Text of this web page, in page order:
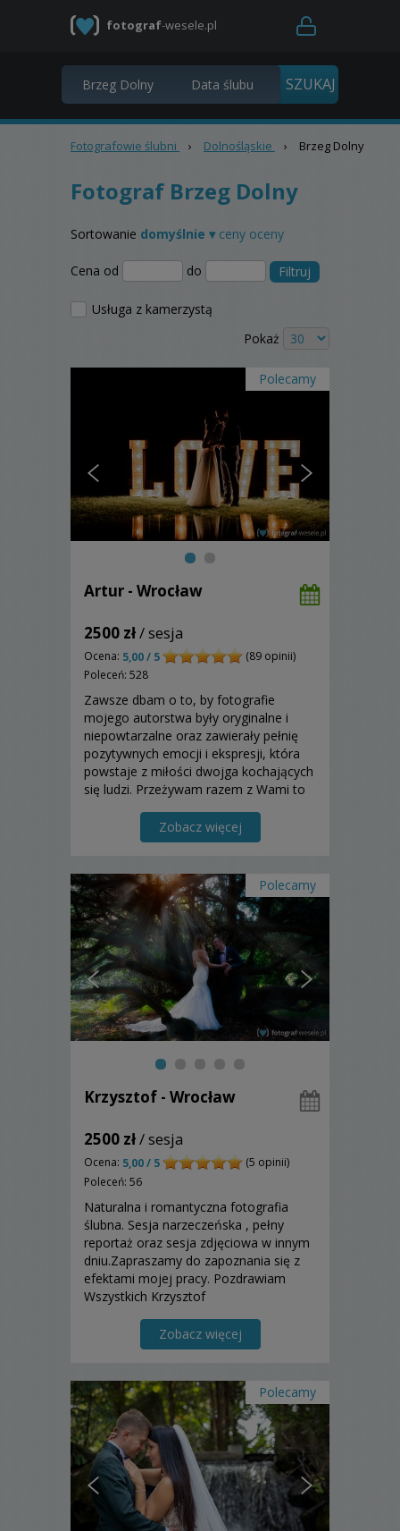
fotograf-wesele.pl
Fotografowie ślubni › Dolnośląskie › Brzeg Dolny
Fotograf Brzeg Dolny
Sortowanie domyślnie ▾ ceny oceny
Cena od do Filtruj
Usługa z kamerzystą
Pokaż
Polecamy
Artur - Wrocław
2500 zł/ sesja
Ocena: 5,00 / 5
(89 opinii)
Poleceń: 528
Zawsze dbam o to, by fotografie
mojego autorstwa były oryginalne i
niepowtarzalne oraz zawierały pełnię
pozytywnych emocji i ekspresji, która
powstaje z miłości dwojga kochających
się ludzi. Przeżywam razem z Wami to
Zobacz więcej
Polecamy
Krzysztof - Wrocław
2500 zł/ sesja
Ocena: 5,00 / 5
(5 opinii)
Poleceń: 56
Naturalna i romantyczna fotografia
ślubna. Sesja narzeczeńska , pełny
reportaż oraz sesja zdjęciowa w innym
dniu.Zapraszamy do zapoznania się z
efektami mojej pracy. Pozdrawiam
Wszystkich Krzysztof
Zobacz więcej
Polecamy